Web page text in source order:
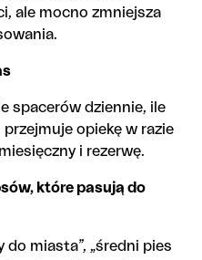
ale mocno zmniejsza
spacerów dziennie, ile
opiekę w razie
i rezerwę.
które pasują do
do miasta”, „średni pies